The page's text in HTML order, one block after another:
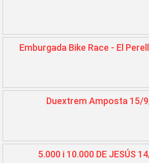
Emburgada Bike Race - El
Duextrem Amposta 15/
5.000 i 10.000 DE JESÚS